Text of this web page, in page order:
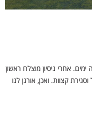
אחרי ניסיון מוצלח ראשון
קצוות. ואכן, אורגן לנו